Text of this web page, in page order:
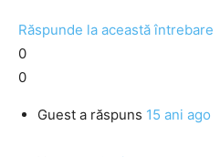
Răspunde la această întrebare
0
0
Guest a răspuns 15 ani ago